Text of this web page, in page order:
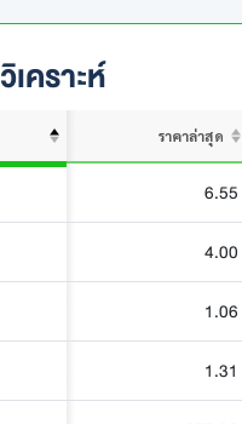
คราะห์
ราคาล่าสุด
6.55
4.00
1.06
1.31